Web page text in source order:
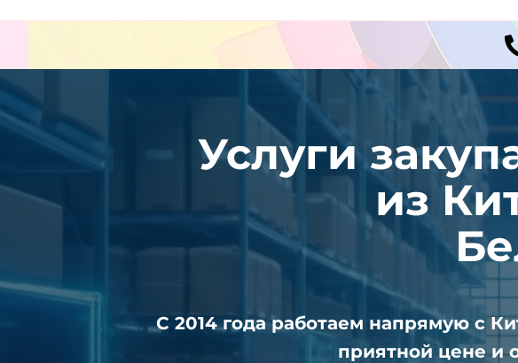
Услуги
из
С 2014 года работаем напрямую с
приятной цене и